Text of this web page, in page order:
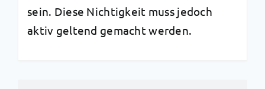
sein. Diese Nichtigkeit muss jedoch
aktiv geltend gemacht werden.